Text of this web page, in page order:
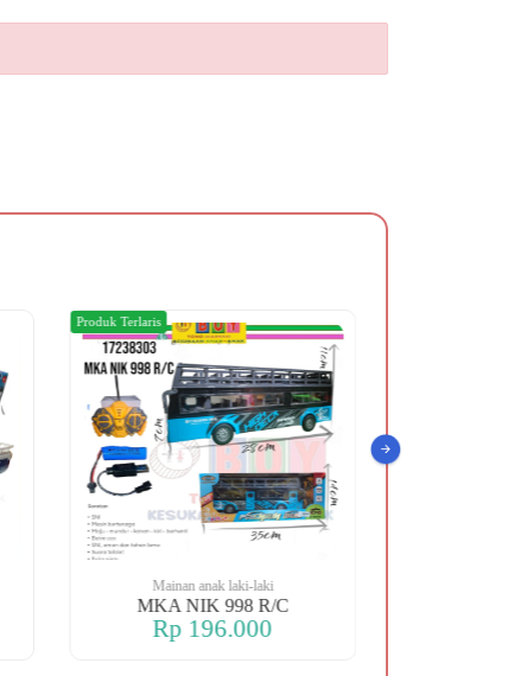
Mainan anak laki-laki
MKA NIK 998 R/C
Rp 196.000
Produk Terlaris